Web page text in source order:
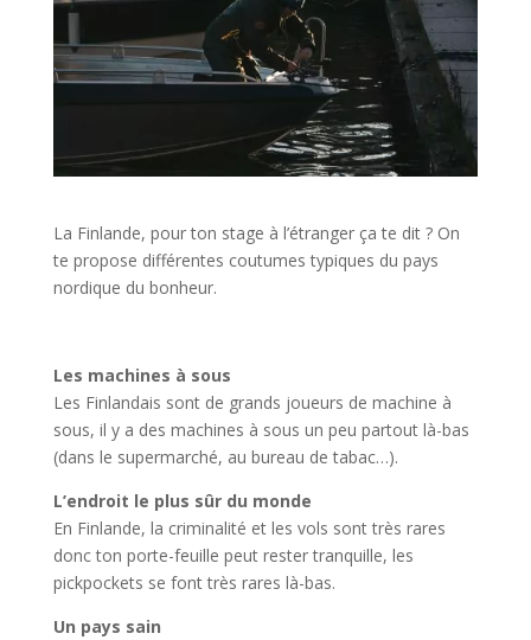
La Finlande, pour ton stage à l’étranger ça te dit ? On
te propose différentes coutumes typiques du pays
nordique du bonheur.
Les machines à sous
Les Finlandais sont de grands joueurs de machine à
sous, il y a des machines à sous un peu partout là-bas
(dans le supermarché, au bureau de tabac…).
L’endroit le plus sûr du monde
En Finlande, la criminalité et les vols sont très rares
donc ton porte-feuille peut rester tranquille, les
pickpockets se font très rares là-bas.
Un pays sain